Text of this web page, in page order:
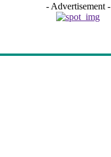
- Advertisement -